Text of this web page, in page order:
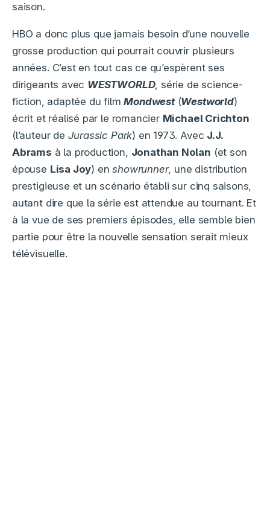
saison.
HBO a donc plus que jamais besoin d’une nouvelle
grosse production qui pourrait couvrir plusieurs
années. C’est en tout cas ce qu’espèrent ses
dirigeants avec WESTWORLD, série de science-
fiction, adaptée du filmMondwest(Westworld)
écrit et réalisé par le romancier Michael Crichton
(l’auteur de Jurassic Park) en 1973. Avec J.J.
Abrams à la production, Jonathan Nolan (et son
épouse Lisa Joy) enshowrunner, une distribution
prestigieuse et un scénario établi sur cinq saisons,
autant dire que la série est attendue au tournant. Et
à la vue de ses premiers épisodes, elle semble bien
partie pour être la nouvelle sensation serait mieux
télévisuelle.